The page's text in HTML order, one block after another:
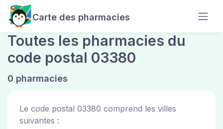
Carte des pharmacies
Toutes les pharmacies du
code postal 03380
0 pharmacies
Le code postal 03380 comprend les villes
suivantes :